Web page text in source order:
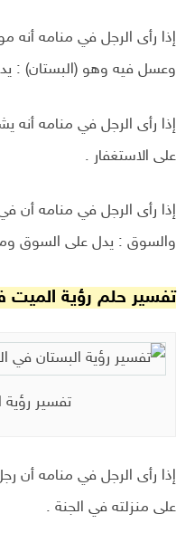
إذا رأى الرجل في منامه
وعسل فيه وهو (البستان) :
إذا رأى الرجل في منامه
على الاستغفار .
إذا رأى الرجل في منامه أن
والسوق : يدل على السوق
تفسير حلم رؤية الميت
تفسير رؤية
إذا رأى الرجل في منامه أن
على منزلته في الجنة .